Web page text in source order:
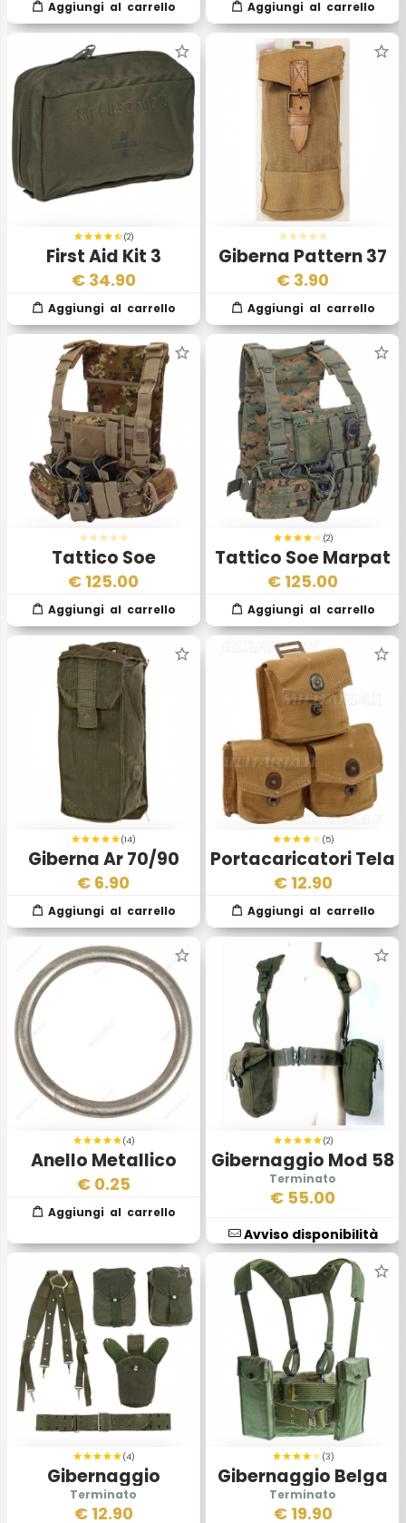
(2)
First Aid Kit 3
€ 34.90
Giberna Pattern 37
Esercito Italiano
€ 3.90
Tattico Soe
Vegetato
€ 125.00
(2)
Tattico Soe Marpat
€ 125.00
(14)
Giberna Ar 70/90
€ 6.90
(5)
Portacaricatori Tela
Mills
€ 12.90
(4)
Anello Metallico
€ 0.25
(2)
Gibernaggio Mod 58
Esercito Inglese
€ 55.00
Avviso disponibilità
(4)
Gibernaggio
Completo Originale
€ 12.90
(3)
Gibernaggio Belga
Mod 56
€ 19.90